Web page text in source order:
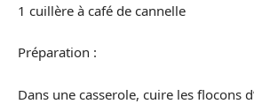
1 cuillère à café de cannelle
Préparation :
Dans une casserole, cuire les flocons